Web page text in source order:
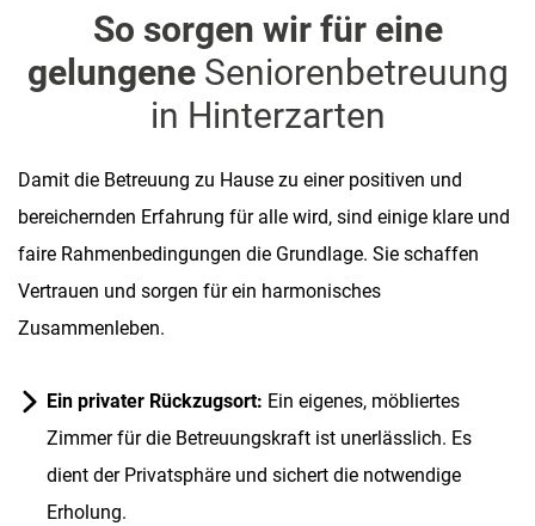
So sorgen wir für eine
gelungeneSeniorenbetreuung
in Hinterzarten
Damit die Betreuung zu Hause zu einer positiven und
bereichernden Erfahrung für alle wird, sind einige klare und
faire Rahmenbedingungen die Grundlage. Sie schaffen
Vertrauen und sorgen für ein harmonisches
Zusammenleben.
Ein privater Rückzugsort: Ein eigenes, möbliertes
Zimmer für die Betreuungskraft ist unerlässlich. Es
dient der Privatsphäre und sichert die notwendige
Erholung.